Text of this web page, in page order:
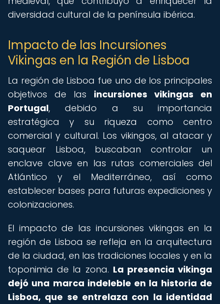
diversidad cultural de la península ibérica.
Impacto de las Incursiones
Vikingas en la Región de Lisboa
La región de Lisboa fue uno de los principales
objetivos de las incursiones vikingas en
Portugal, debido a su importancia
estratégica y su riqueza como centro
comercial y cultural. Los vikingos, al atacar y
saquear Lisboa, buscaban controlar un
enclave clave en las rutas comerciales del
Atlántico y el Mediterráneo, así como
establecer bases para futuras expediciones y
colonizaciones.
El impacto de las incursiones vikingas en la
región de Lisboa se refleja en la arquitectura
de la ciudad, en las tradiciones locales y en la
toponimia de la zona. La presencia vikinga
dejó una marca indeleble en la historia de
Lisboa, que se entrelaza con la identidad